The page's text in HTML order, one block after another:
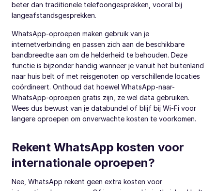
beter dan traditionele telefoongesprekken, vooral bij
langeafstandsgesprekken.
WhatsApp-oproepen maken gebruik van je
internetverbinding en passen zich aan de beschikbare
bandbreedte aan om de helderheid te behouden. Deze
functie is bijzonder handig wanneer je vanuit het buitenland
naar huis belt of met reisgenoten op verschillende locaties
coördineert. Onthoud dat hoewel WhatsApp-naar-
WhatsApp-oproepen gratis zijn, ze wel data gebruiken.
Wees dus bewust van je databundel of blijf bij Wi-Fi voor
langere oproepen om onverwachte kosten te voorkomen.
Rekent WhatsApp kosten voor
internationale oproepen?
Nee, WhatsApp rekent geen extra kosten voor